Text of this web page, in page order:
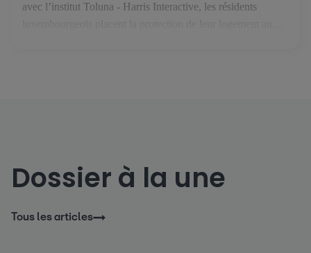
avec l’institut Toluna - Harris Interactive, les résidents
Dossier à la une
Tous les articles